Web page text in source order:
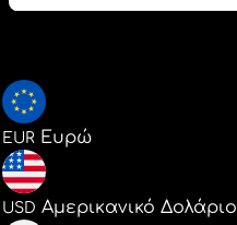
EUR Ευρώ
USD Αμερικανικό Δολάριο